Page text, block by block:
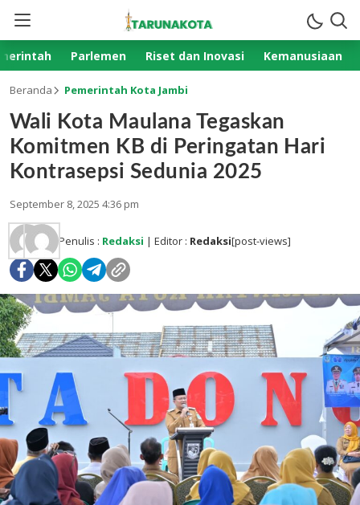
Parlemen Riset dan Inovasi Kemanusiaan
Beranda Pemerintah Kota Jambi
Wali Kota Maulana Tegaskan
Komitmen KB di Peringatan Hari
Kontrasepsi Sedunia 2025
September 8, 2025 4:36 pm
Penulis : Redaksi | Editor : Redaksi[post-views]